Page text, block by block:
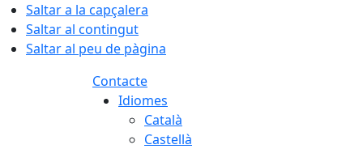
Saltar a la capçalera
Saltar al contingut
Saltar al peu de pàgina
Contacte
Idiomes
Català
Castellà